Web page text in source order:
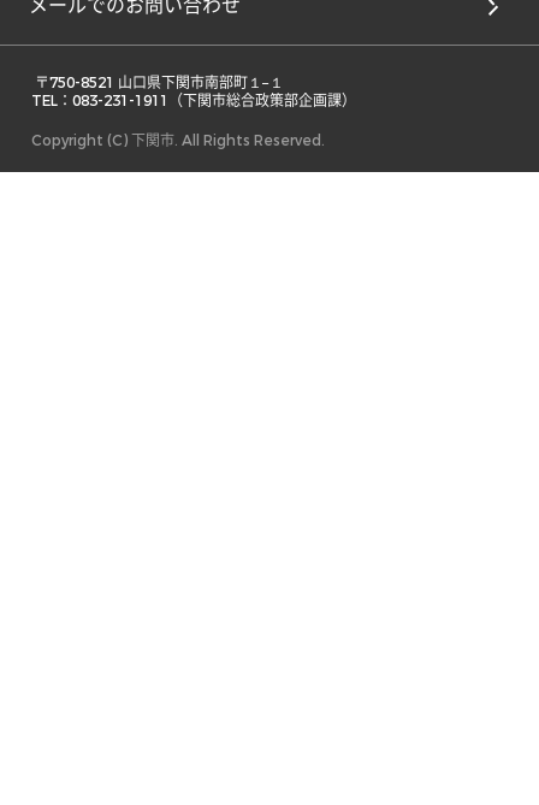
メールでのお問い合わせ
TEL：083-231-1911（下関市総合政策部企画課）
Copyright (C) 下関市. All Rights Reserved.